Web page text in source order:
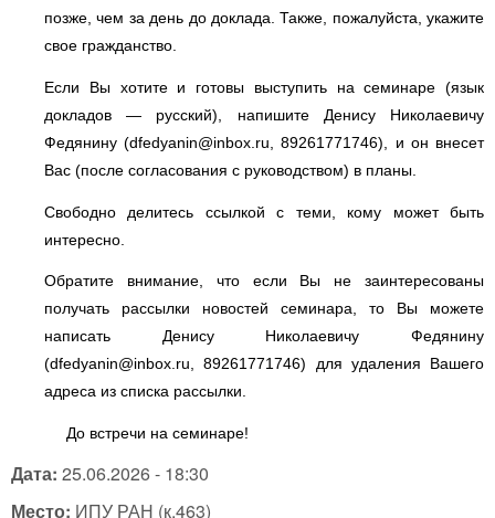
позже, чем за день до доклада. Также, пожалуйста, укажите
свое гражданство.
Если Вы хотите и готовы выступить на семинаре (язык
докладов — русский), напишите Денису Николаевичу
Федянину (dfedyanin@inbox.ru , 89261771746), и он внесет
Вас (после согласования с руководством) в планы.
Свободно делитесь ссылкой с теми, кому может быть
интересно.
Обратите внимание, что если Вы не заинтересованы
получать рассылки новостей семинара, то Вы можете
написать Денису Николаевичу Федянину
(dfedyanin@inbox.ru, 89261771746) для удаления Вашего
адреса из списка рассылки.
До встречи на семинаре!
Дата: 25.06.2026 - 18:30
Место: ИПУ РАН (к.463)